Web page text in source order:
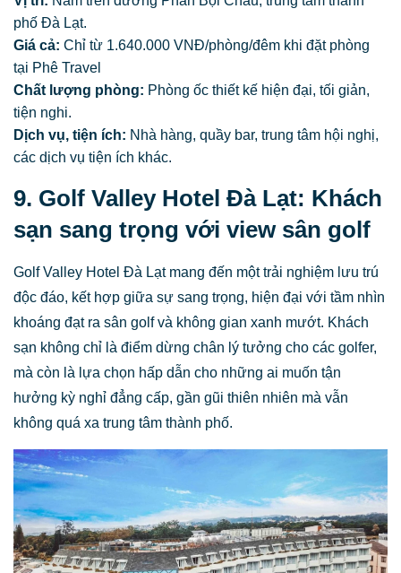
phố Đà Lạt.
Giá cả: Chỉ từ 1.640.000 VNĐ/phòng/đêm khi đặt phòng
tại Phê Travel
Chất lượng phòng: Phòng ốc thiết kế hiện đại, tối giản,
tiện nghi.
Dịch vụ, tiện ích: Nhà hàng, quầy bar, trung tâm hội nghị,
các dịch vụ tiện ích khác.
9. Golf Valley Hotel Đà Lạt: Khách
sạn sang trọng với view sân golf
Golf Valley Hotel Đà Lạt mang đến một trải nghiệm lưu trú
độc đáo, kết hợp giữa sự sang trọng, hiện đại với tầm nhìn
khoáng đạt ra sân golf và không gian xanh mướt. Khách
sạn không chỉ là điểm dừng chân lý tưởng cho các golfer,
mà còn là lựa chọn hấp dẫn cho những ai muốn tận
hưởng kỳ nghỉ đẳng cấp, gần gũi thiên nhiên mà vẫn
không quá xa trung tâm thành phố.